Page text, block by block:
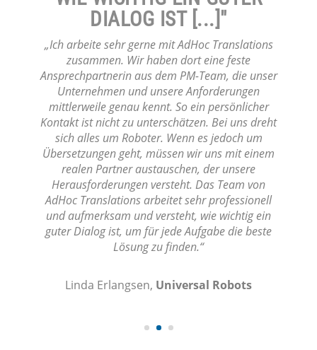
"[...] NICHT NUR EINFACH
EIN WEITERER JOB, DER
ERLEDIGT WERDEN
MUSSTE."
„Von Beginn an war AdHoc Translations
unheimlich proaktiv. Für sie war unser Projekt
eben nicht nur einfach ein weiterer Job, der
erledigt werden musste. Im Gegenteil: Es war
ihnen sehr wichtig, die Tonalität unserer
englischen Texte richtig zu erfassen und dann
möglichst genau in die Übersetzung zu
übertragen.“
Nikolaj Brøndum,ARKK Copenhagen